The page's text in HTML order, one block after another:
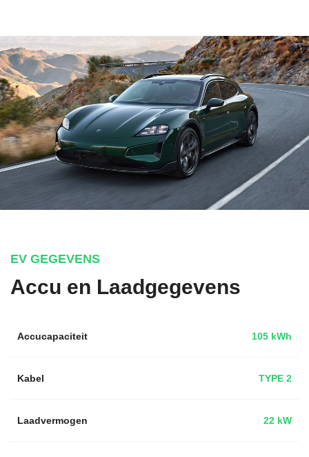
EV GEGEVENS
Accu en Laadgegevens
Accucapaciteit 105 kWh
Kabel TYPE 2
Laadvermogen 22 kW